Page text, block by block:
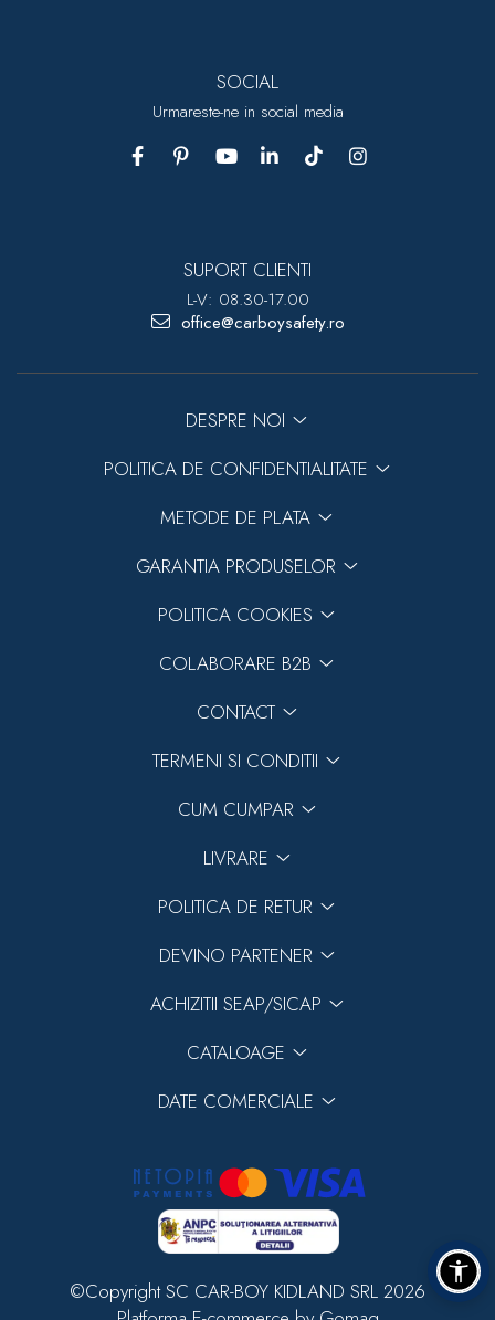
SOCIAL
Urmareste-ne in social media
SUPORT CLIENTI
L-V: 08.30-17.00
office@carboysafety.ro
DESPRE NOI
POLITICA DE CONFIDENTIALITATE
METODE DE PLATA
GARANTIA PRODUSELOR
POLITICA COOKIES
COLABORARE B2B
CONTACT
TERMENI SI CONDITII
CUM CUMPAR
LIVRARE
POLITICA DE RETUR
DEVINO PARTENER
ACHIZITII SEAP/SICAP
CATALOAGE
DATE COMERCIALE
©Copyright SC CAR-BOY KIDLAND SRL 2026